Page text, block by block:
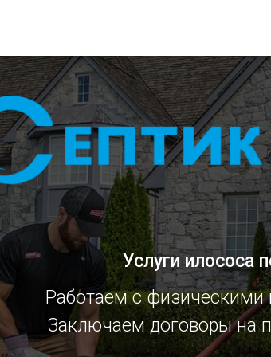
Услуги илососа
Работаем с
Заключаем договоры на